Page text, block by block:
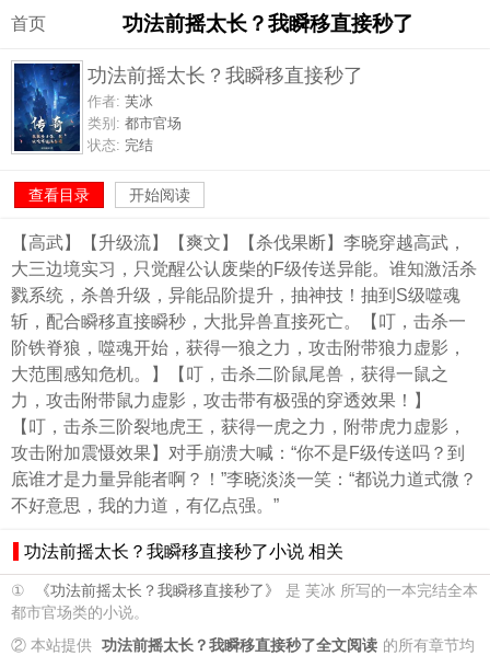
首页 功法前摇太长？我瞬移直接秒了
功法前摇太长？我瞬移直接秒了
作者: 芙冰
类别: 都市官场
状态: 完结
查看目录 开始阅读
【高武】【升级流】【爽文】【杀伐果断】李晓穿越高武，
大三边境实习，只觉醒公认废柴的F级传送异能。谁知激活杀
戮系统，杀兽升级，异能品阶提升，抽神技！抽到S级噬魂
斩，配合瞬移直接瞬秒，大批异兽直接死亡。【叮，击杀一
阶铁脊狼，噬魂开始，获得一狼之力，攻击附带狼力虚影，
大范围感知危机。】【叮，击杀二阶鼠尾兽，获得一鼠之
力，攻击附带鼠力虚影，攻击带有极强的穿透效果！】
【叮，击杀三阶裂地虎王，获得一虎之力，附带虎力虚影，
攻击附加震慑效果】对手崩溃大喊：“你不是F级传送吗？到
底谁才是力量异能者啊？！”李晓淡淡一笑：“都说力道式微？
不好意思，我的力道，有亿点强。”
功法前摇太长？我瞬移直接秒了小说 相关
① 《功法前摇太长？我瞬移直接秒了》
是 芙冰 所写的一本完结全本
都市官场类的小说。
② 本站提供 功法前摇太长？我瞬移直接秒了全文阅读 的所有章节均